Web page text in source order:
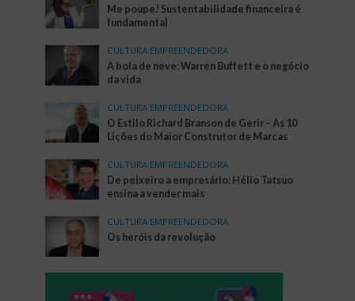
Me poupe! Sustentabilidade financeira é
fundamental
CULTURA EMPREENDEDORA
A bola de neve: Warren Buffett e o negócio
da vida
CULTURA EMPREENDEDORA
O Estilo Richard Branson de Gerir – As 10
Lições do Maior Construtor de Marcas
CULTURA EMPREENDEDORA
De peixeiro a empresário: Hélio Tatsuo
ensina a vender mais
CULTURA EMPREENDEDORA
Os heróis da revolução